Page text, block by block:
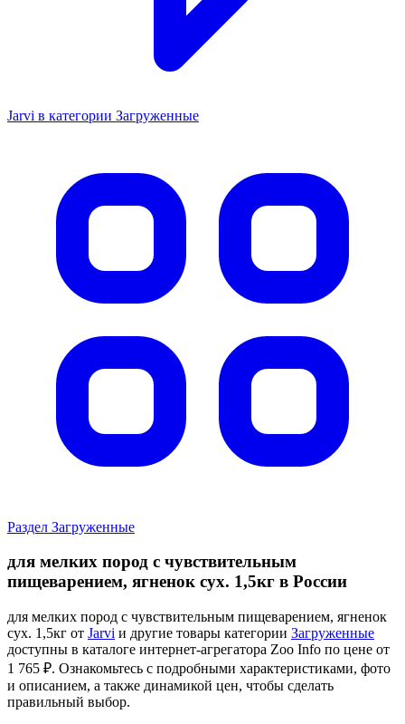
Jarvi в категории Загруженные
Раздел Загруженные
для мелких пород с чувствительным
пищеварением, ягненок сух. 1,5кг в России
для мелких пород с чувствительным пищеварением, ягненок
сух. 1,5кг от Jarvi и другие товары категории Загруженные
доступны в каталоге интернет-агрегатора Zoo Info по цене от
1 765 ₽. Ознакомьтесь с подробными характеристиками, фото
и описанием, а также динамикой цен, чтобы сделать
правильный выбор.